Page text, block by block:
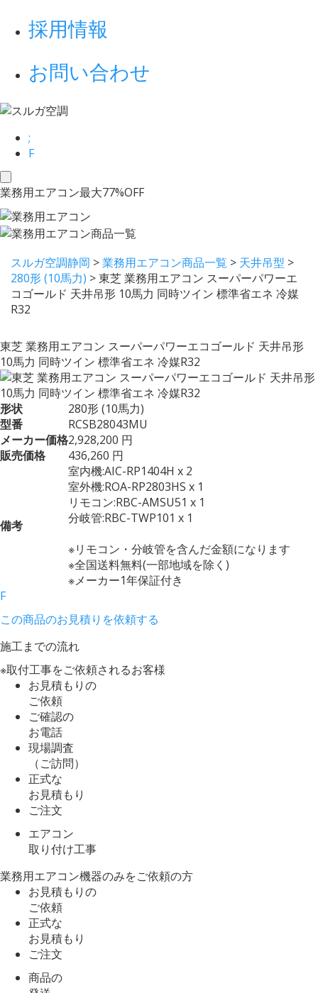
採用情報
お問い合わせ
;
F
toggle
navigation
業務用エアコン最大77%OFF
スルガ空調静岡 >業務用エアコン商品一覧 > 天井吊型 >
280形 (10馬力) >東芝 業務用エアコン スーパーパワーエ
コゴールド 天井吊形 10馬力 同時ツイン 標準省エネ 冷媒
R32
東芝 業務用エアコン スーパーパワーエコゴールド 天井吊形
10馬力 同時ツイン 標準省エネ 冷媒R32
形状
280形 (10馬力)
型番
RCSB28043MU
メーカー価格2,928,200 円
販売価格
436,260 円
備考
室内機:AIC-RP1404H x 2
室外機:ROA-RP2803HS x 1
リモコン:RBC-AMSU51 x 1
分岐管:RBC-TWP101 x 1
※リモコン・分岐管を含んだ金額になります
※全国送料無料(一部地域を除く)
※メーカー1年保証付き
F
この商品のお見積りを依頼する
施工までの流れ
※取付工事をご依頼されるお客様
お見積もりの
ご依頼
ご確認の
お電話
現場調査
（ご訪問）
正式な
お見積もり
ご注文
エアコン
取り付け工事
業務用エアコン機器のみをご依頼の方
お見積もりの
ご依頼
正式な
お見積もり
ご注文
商品の